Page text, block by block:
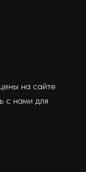
на сайте
с нами для